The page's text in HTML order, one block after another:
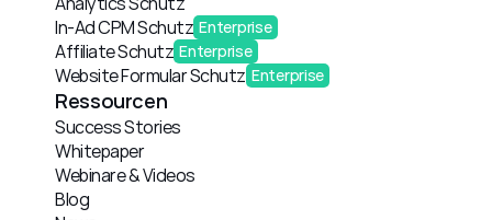
In-Ad CPM Schutz Enterprise
Affiliate Schutz Enterprise
Website Formular Schutz Enterprise
Ressourcen
Success Stories
Whitepaper
Webinare & Videos
Blog